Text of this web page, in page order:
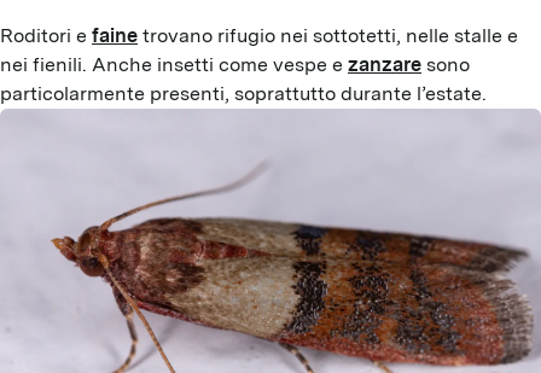
Roditori e faine trovano rifugio nei sottotetti, nelle stalle e
nei fienili. Anche insetti come vespe e zanzare sono
particolarmente presenti, soprattutto durante l’estate.